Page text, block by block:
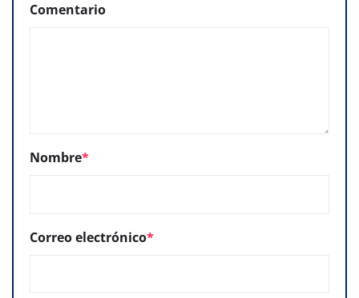
Comentario
Nombre*
Correo electrónico*